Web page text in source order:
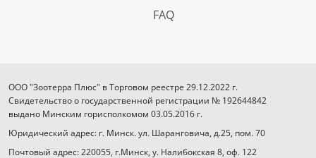
FAQ
ООО "Зоотерра Плюс" в Торговом реестре 29.12.2022 г.
Свидетельство о государственной регистрации № 192644842
выдано Минским горисполкомом 03.05.2016 г.
Юридический адрес: г. Минск. ул. Шаранговича, д.25, пом. 70
Почтовый адрес: 220055, г.Минск, у. Налибокская 8, оф. 122